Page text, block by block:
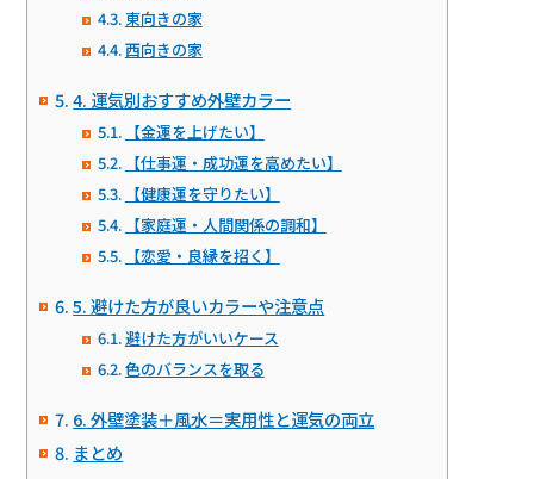
東向きの家
西向きの家
4. 運気別おすすめ外壁カラー
【金運を上げたい】
【仕事運・成功運を高めたい】
【健康運を守りたい】
【家庭運・人間関係の調和】
【恋愛・良縁を招く】
5. 避けた方が良いカラーや注意点
避けた方がいいケース
色のバランスを取る
6. 外壁塗装＋風水＝実用性と運気の両立
まとめ